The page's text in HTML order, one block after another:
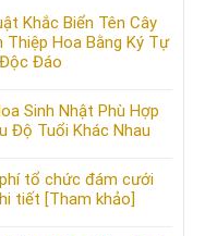
Khắc Biển Tên Cây
Thiệp Hoa Bằng Ký Tự
Đáo
Sinh Nhật Phù Hợp
Độ Tuổi Khác Nhau
tổ chức đám cưới
tiết [Tham khảo]